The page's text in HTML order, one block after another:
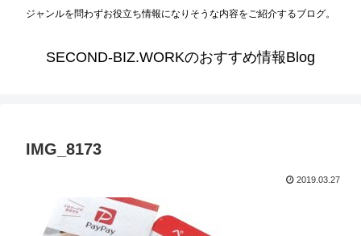
ジャンルを問わずお役立ち情報になりそうな内容をご紹介するブログ。
SECOND-BIZ.WORKのおすすめ情報Blog
IMG_8173
2019.03.27